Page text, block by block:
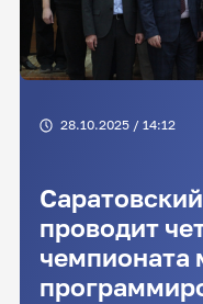
28.10.2025 / 14:12
проводит
чемпионата